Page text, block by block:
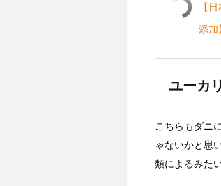
【
添加
ユーカ
こちらもダニ
ゃないかと思
類によるみた